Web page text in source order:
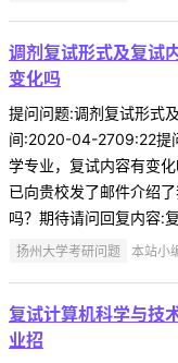
调剂复试形式及复试
变化吗
提问问题:调剂复试形式
间:2020-04-2709:22提
学专业，复试内容有变
已向贵校发了邮件介绍
吗？期待请问回复内容:
扬州大学考研问题 本站小
复试计算机科学与技
业招